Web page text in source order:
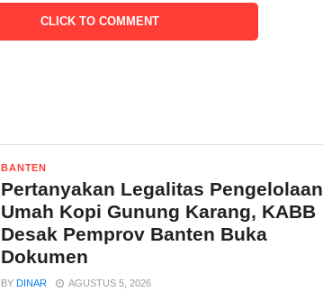
CLICK TO COMMENT
BANTEN
Pertanyakan Legalitas Pengelolaan
Umah Kopi Gunung Karang, KABB
Desak Pemprov Banten Buka
Dokumen
BYDINAR AGUSTUS 5, 2026